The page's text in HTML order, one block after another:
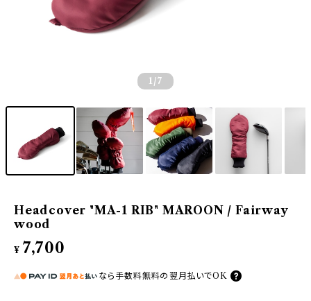
1 /7
Headcover "MA-1 RIB" MAROON / Fairway
wood
¥ 7,700
なら 手数料無料の 翌月払いでOK